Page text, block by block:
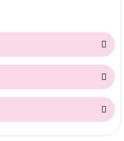
açıklamalarında ve diğer